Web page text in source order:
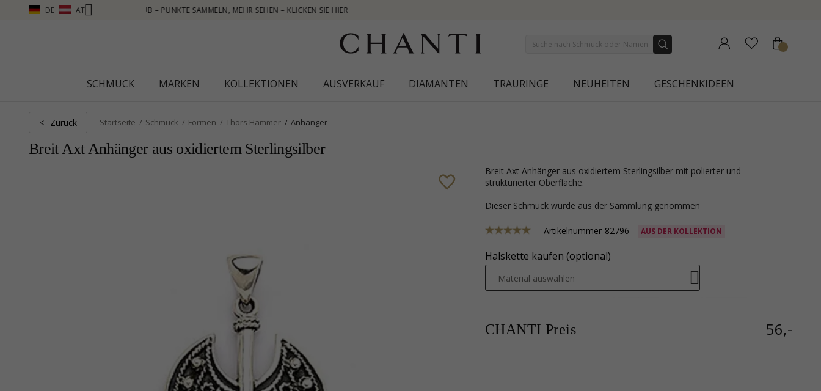
DE AT
SEHEN – KLICKEN SIE HIER
SCHMUCK MARKEN KOLLEKTIONEN AUSVERKAUF DIAMANTEN TRAURINGE NEUHEITEN GESCHENKIDEEN
< Zurück Startseite Schmuck Formen Thors Hammer Anhänger
Breit Axt Anhänger aus oxidiertem Sterlingsilber
Breit Axt Anhänger aus oxidiertem Sterlingsilber mit polierter und
strukturierter Oberfläche.
Dieser Schmuck wurde aus der Sammlung genommen
Artikelnummer 82796 AUS DER KOLLEKTION
Halskette kaufen (optional)
Material auswählen
CHANTI Preis 56,-